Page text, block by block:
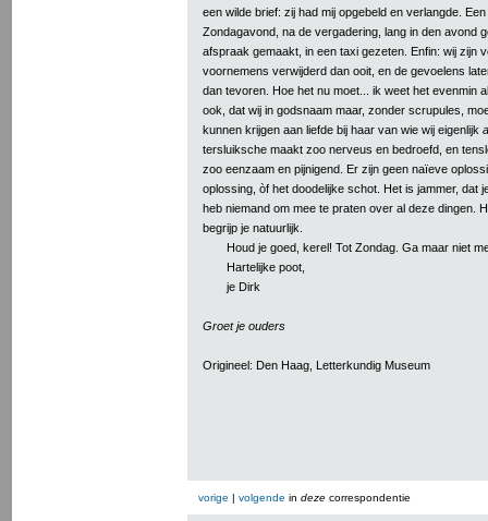
een wilde brief: zij had mij opgebeld en verlangde.
Zondagavond, na de vergadering, lang in den avond
afspraak gemaakt, in een taxi gezeten. Enfin: wij zijn
voornemens verwijderd dan ooit, en de gevoelens
dan tevoren. Hoe het nu moet... ik weet het evenmin
ook, dat wij in godsnaam maar, zonder scrupules,
kunnen krijgen aan liefde bij haar van wie wij eigenlijk
tersluiksche maakt zoo nerveus en bedroefd, en
zoo eenzaam en pijnigend. Er zijn geen naïeve
oplossing, òf het doodelijke schot. Het is jammer, dat
heb niemand om mee te praten over al deze dingen.
begrijp je natuurlijk.
Houd je goed, kerel! Tot Zondag. Ga maar niet
Hartelijke poot,
je Dirk
Groet je ouders
Origineel: Den Haag, Letterkundig Museum
vorige | volgende in deze correspondentie